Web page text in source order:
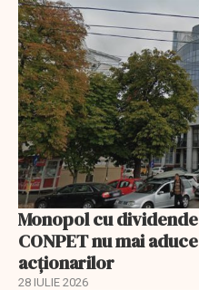
Monopol cu
CONPET nu mai
acționarilor
28 IULIE 2026